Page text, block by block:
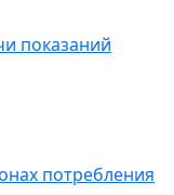
показаний
потребления